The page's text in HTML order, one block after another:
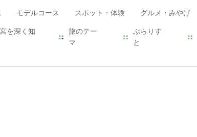
モデルコース スポット・体験 グルメ・みやげ
を深く知
旅のテー
マ
ぶらりす
と